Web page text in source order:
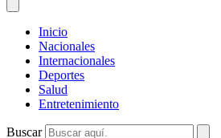
Inicio
Nacionales
Internacionales
Deportes
Salud
Entretenimiento
Buscar